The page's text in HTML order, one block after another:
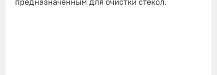
предназначенным для очистки стекол.